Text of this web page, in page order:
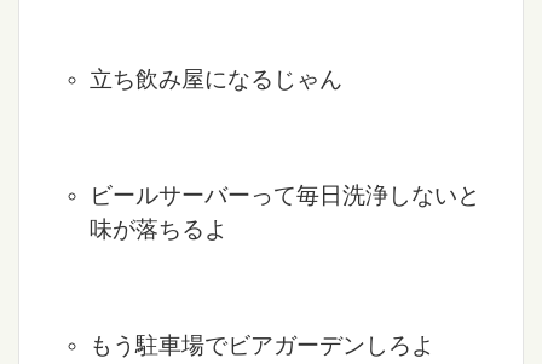
立ち飲み屋になるじゃん
ビールサーバーって毎日洗浄しないと
味が落ちるよ
もう駐車場でビアガーデンしろよ